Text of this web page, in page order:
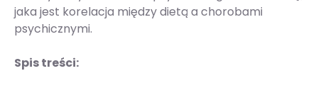
jaka jest korelacja między dietą a chorobami
psychicznymi.
Spis treści: